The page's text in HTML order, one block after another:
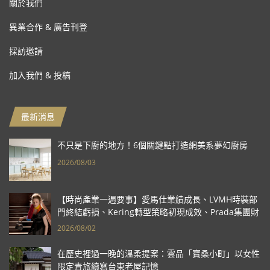
關於我們
異業合作 & 廣告刊登
採訪邀請
加入我們 & 投稿
最新消息
不只是下廚的地方！6個關鍵點打造網美系夢幻廚房
2026/08/03
【時尚產業一週要事】愛馬仕業績成長、LVMH時裝部
門終結虧損、Kering轉型策略初現成效、Prada集團財
報亮眼
2026/08/02
在歷史裡過一晚的溫柔提案：雲品「寶桑小町」以女性
限定青旅續寫台東老屋記憶